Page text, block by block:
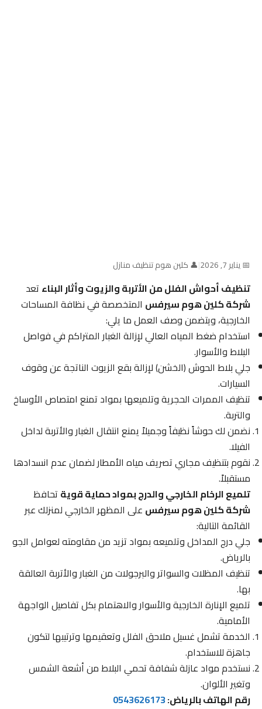
📅 يناير 7, 2026 |👤 كلين هوم تنظيف منازل
تنظيف أحواش الفلل من الأتربة والزيوت وأثار البناءتعد
شركة كلين هوم سيرفسالمتخصصة في نظافة المساحات
الخارجية، ويتضمن وصف العمل ما يلي:
استخدام ضغط المياه العالي لإزالة الغبار المتراكم في فواصل
البلاط والأسوار.
جلي بلاط الحوش (الخشن) لإزالة بقع الزيوت الناتجة عن وقوف
السيارات.
تنظيف الممرات الحجرية وتلميعها بمواد تمنع امتصاص الأوساخ
والتربة.
نضمن لك حوشاً نظيفاً وجميلاً يمنع انتقال الغبار والأتربة لداخل
الفيلا.
نقوم بتنظيف مجاري تصريف مياه الأمطار لضمان عدم انسدادها
مستقبلاً.
تلميع الرخام الخارجي والدرج بمواد حماية قويةتحافظ
شركة كلين هوم سيرفسعلى المظهر الخارجي لمنزلك عبر
القائمة التالية:
جلي درج المداخل وتلميعه بمواد تزيد من مقاومته لعوامل الجو
بالرياض.
تنظيف المظلات والسواتر والبرجولات من الغبار والأتربة العالقة
بها.
تلميع الإنارة الخارجية والأسوار والاهتمام بكل تفاصيل الواجهة
الأمامية.
الخدمة تشمل غسيل ملاحق الفلل وتعقيمها وترتيبها لتكون
جاهزة للاستخدام.
نستخدم مواد عازلة شفافة تحمي البلاط من أشعة الشمس
وتغير الألوان.
رقم الهاتف بالرياض:0543626173